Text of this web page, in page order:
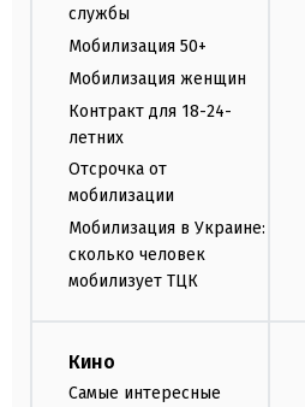
службы
Мобилизация 50+
Мобилизация женщин
Контракт для 18-24-
летних
Отсрочка от
мобилизации
Мобилизация в Украине:
сколько человек
мобилизует ТЦК
Кино
Самые интересные